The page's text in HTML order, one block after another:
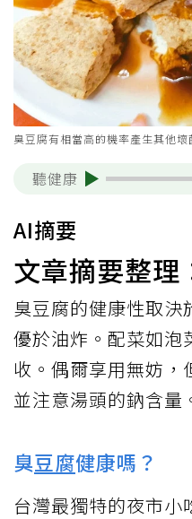
臭豆腐有相當高的機率產生其他
聽健康
AI摘要
文章摘要整理
臭豆腐的健康性取決
優於油炸。配菜如泡
收。偶爾享用無妨，
並注意湯頭的鈉含量
臭豆腐健康嗎？
台灣最獨特的夜市小